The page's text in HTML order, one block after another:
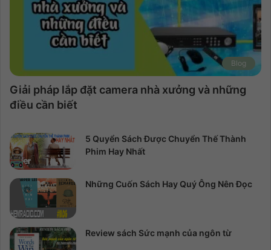
Blog
Giải pháp lắp đặt camera nhà xưởng và những
điều cần biết
5 Quyển Sách Được Chuyển Thế Thành
Phim Hay Nhất
Những Cuốn Sách Hay Quý Ông Nên Đọc
Review sách Sức mạnh của ngôn từ